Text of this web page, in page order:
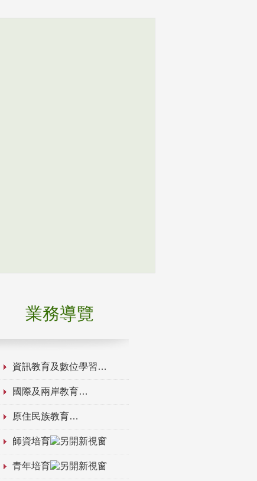
業務導覽
資訊教育及數位學習
國際及兩岸教育
原住民族教育
師資培育
青年培育